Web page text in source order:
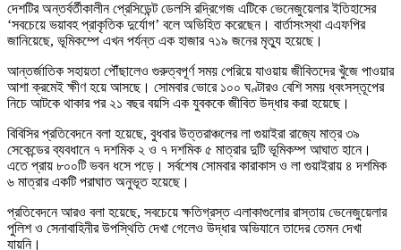
দেশটির অন্তর্বর্তীকালীন প্রেসিডেন্ট ডেলসি রদ্রিগেজ এটিকে ভেনেজুয়েলার ইতিহাসের
‘সবচেয়ে ভয়াবহ প্রাকৃতিক দুর্যোগ’ বলে অভিহিত করেছেন। বার্তাসংস্থা এএফপির
জানিয়েছে, ভূমিকম্পে এখন পর্যন্ত এক হাজার ৭১৯ জনের মৃত্যু হয়েছে।
আন্তর্জাতিক সহায়তা পৌঁছালেও গুরুত্বপূর্ণ সময় পেরিয়ে যাওয়ায় জীবিতদের খুঁজে পাওয়ার
আশা ক্রমেই ক্ষীণ হয়ে আসছে। সোমবার ভোরে ১০০ ঘণ্টারও বেশি সময় ধ্বংসস্তূপের
নিচে আটকে থাকার পর ২১ বছর বয়সি এক যুবককে জীবিত উদ্ধার করা হয়েছে।
বিবিসির প্রতিবেদনে বলা হয়েছে, বুধবার উত্তরাঞ্চলের লা গুয়াইরা রাজ্যে মাত্র ৩৯
সেকেন্ডের ব্যবধানে ৭ দশমিক ২ ও ৭ দশমিক ৫ মাত্রার দুটি ভূমিকম্প আঘাত হানে।
এতে প্রায় ৮০০টি ভবন ধসে পড়ে। সর্বশেষ সোমবার কারাকাস ও লা গুয়াইরায় ৪ দশমিক
৬ মাত্রার একটি পরাঘাত অনুভূত হয়েছে।
প্রতিবেদনে আরও বলা হয়েছে, সবচেয়ে ক্ষতিগ্রস্ত এলাকাগুলোর রাস্তায় ভেনেজুয়েলার
পুলিশ ও সেনাবাহিনীর উপস্থিতি দেখা গেলেও উদ্ধার অভিযানে তাদের তেমন দেখা
যায়নি।